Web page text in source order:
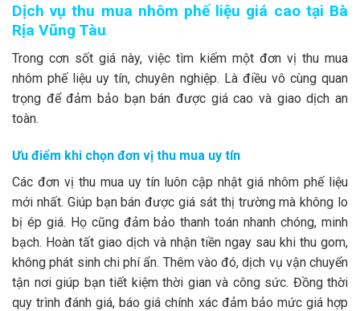
Dịch vụ thu mua nhôm phế liệu giá cao tại Bà
Rịa Vũng Tàu
Trong cơn sốt giá này, việc tìm kiếm một đơn vị thu mua
nhôm phế liệu uy tín, chuyên nghiệp. Là điều vô cùng quan
trọng để đảm bảo bạn bán được giá cao và giao dịch an
toàn.
Ưu điểm khi chọn đơn vị thu mua uy tín
Các đơn vị thu mua uy tín luôn cập nhật giá nhôm phế liệu
mới nhất. Giúp bạn bán được giá sát thị trường mà không lo
bị ép giá. Họ cũng đảm bảo thanh toán nhanh chóng, minh
bạch. Hoàn tất giao dịch và nhận tiền ngay sau khi thu gom,
không phát sinh chi phí ẩn. Thêm vào đó, dịch vụ vận chuyển
tận nơi giúp bạn tiết kiệm thời gian và công sức. Đồng thời
quy trình đánh giá, báo giá chính xác đảm bảo mức giá hợp